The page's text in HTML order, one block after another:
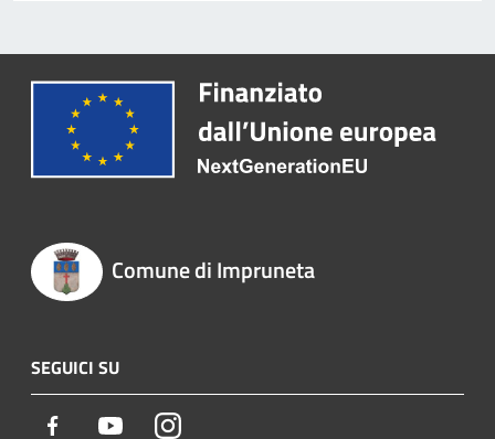
Comune di Impruneta
SEGUICI SU
Facebook YoutubeInstagram